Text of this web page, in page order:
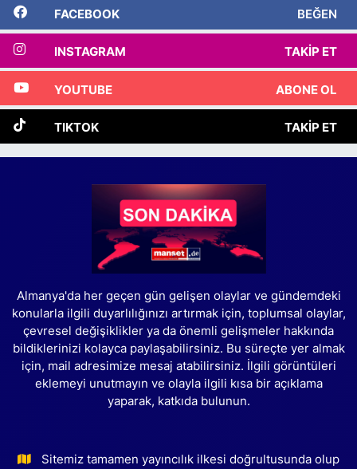
FACEBOOK BEĞEN
INSTAGRAM TAKIP ET
YOUTUBE ABONE OL
TIKTOK TAKIP ET
Almanya'da her geçen gün gelişen olaylar ve gündemdeki
konularla ilgili duyarlılığınızı artırmak için, toplumsal olaylar,
çevresel değişiklikler ya da önemli gelişmeler hakkında
bildiklerinizi kolayca paylaşabilirsiniz. Bu süreçte yer almak
için, mail adresimize mesaj atabilirsiniz. İlgili görüntüleri
eklemeyi unutmayın ve olayla ilgili kısa bir açıklama
yaparak, katkıda bulunun.
Sitemiz tamamen yayıncılık ilkesi doğrultusunda olup